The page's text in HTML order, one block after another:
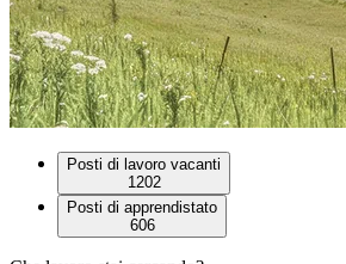
Posti di lavoro vacanti
1202
Posti di apprendistato
606